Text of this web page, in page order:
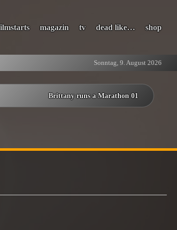
magazin tv dead like… shop
Sonntag, 9. August 2026
Brittany runs a Marathon 01